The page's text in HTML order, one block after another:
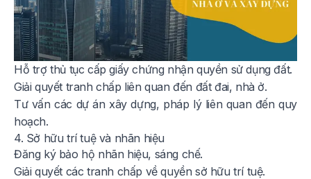
Hỗ trợ thủ tục cấp giấy chứng nhận quyền sử dụng đất.
Giải quyết tranh chấp liên quan đến đất đai, nhà ở.
Tư vấn các dự án xây dựng, pháp lý liên quan đến quy
hoạch.
4. Sở hữu trí tuệ và nhãn hiệu
Đăng ký bảo hộ nhãn hiệu, sáng chế.
Giải quyết các tranh chấp về quyền sở hữu trí tuệ.